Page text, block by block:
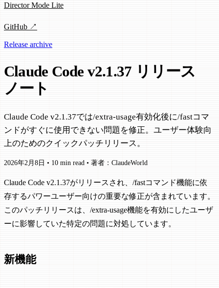
Director Mode Lite
GitHub ↗
Release archive
Claude Code v2.1.37 リリース
ノート
Claude Code v2.1.37では/extra-usage有効化後に/fastコマ
ンドがすぐに使用できない問題を修正。ユーザー体験向
上のためのクイックパッチリリース。
2026年2月8日 • 10 min read • 著者：ClaudeWorld
Claude Code v2.1.37がリリースされ、/fastコマンド機能に依
存するパワーユーザー向けの重要な修正が含まれています。
このパッチリリースは、/extra-usage機能を有効にしたユーザ
ーに影響していた特定の問題に対処しています。
新機能